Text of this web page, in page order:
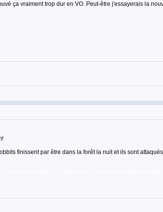
ça vraiment trop dur en VO. Peut-être j'essayerais la
finissent par être dans la forêt la nuit et ils sont